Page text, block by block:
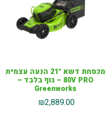
מכסחת דשא “21 הנעה עצמית
80V PRO – גוף בלבד –
Greenworks
₪2,889.00